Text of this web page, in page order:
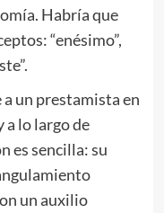
Habría que
“enésimo”,
un prestamista en
lo largo de
es sencilla: su
un auxilio